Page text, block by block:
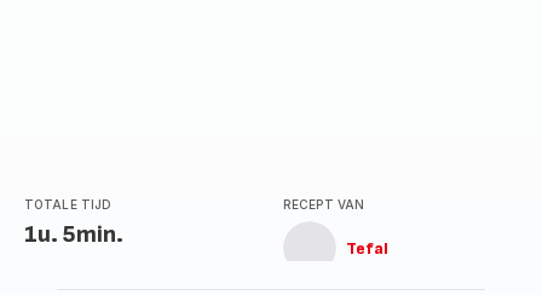
TOTALE TIJD
1u. 5min.
RECEPT VAN
Tefal